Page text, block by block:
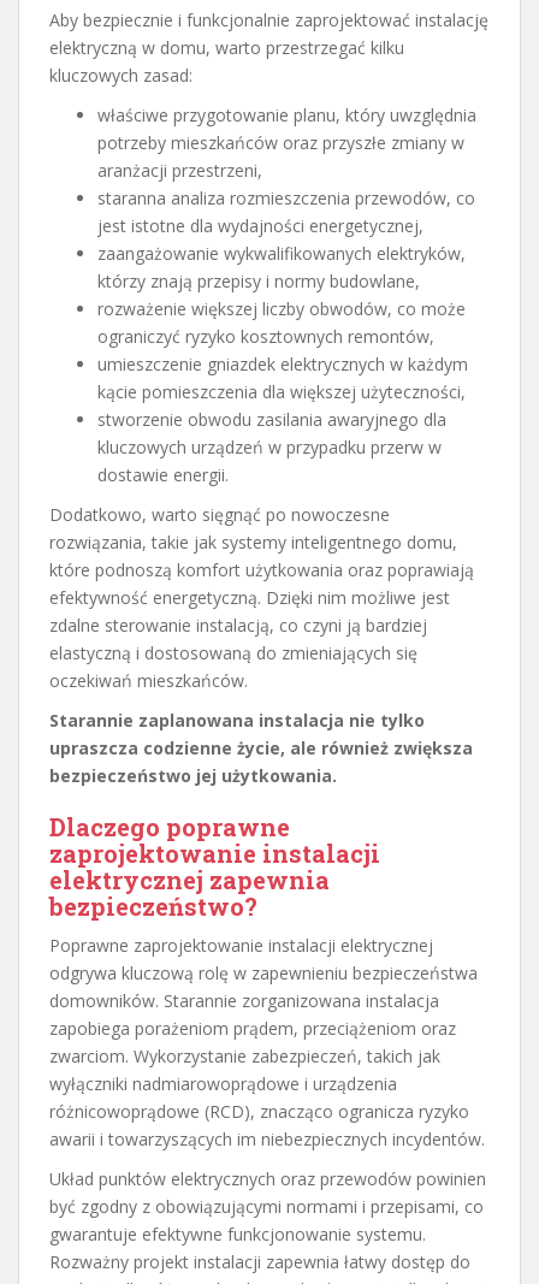
Aby bezpiecznie i funkcjonalnie zaprojektować instalację
elektryczną w domu, warto przestrzegać kilku
kluczowych zasad:
właściwe przygotowanie planu, który uwzględnia
potrzeby mieszkańców oraz przyszłe zmiany w
aranżacji przestrzeni,
staranna analiza rozmieszczenia przewodów, co
jest istotne dla wydajności energetycznej,
zaangażowanie wykwalifikowanych elektryków,
którzy znają przepisy i normy budowlane,
rozważenie większej liczby obwodów, co może
ograniczyć ryzyko kosztownych remontów,
umieszczenie gniazdek elektrycznych w każdym
kącie pomieszczenia dla większej użyteczności,
stworzenie obwodu zasilania awaryjnego dla
kluczowych urządzeń w przypadku przerw w
dostawie energii.
Dodatkowo, warto sięgnąć po nowoczesne
rozwiązania, takie jak systemy inteligentnego domu,
które podnoszą komfort użytkowania oraz poprawiają
efektywność energetyczną. Dzięki nim możliwe jest
zdalne sterowanie instalacją, co czyni ją bardziej
elastyczną i dostosowaną do zmieniających się
oczekiwań mieszkańców.
Starannie zaplanowana instalacja nie tylko
upraszcza codzienne życie, ale również zwiększa
bezpieczeństwo jej użytkowania.
Dlaczego poprawne
zaprojektowanie instalacji
elektrycznej zapewnia
bezpieczeństwo?
Poprawne zaprojektowanie instalacji elektrycznej
odgrywa kluczową rolę w zapewnieniu bezpieczeństwa
domowników. Starannie zorganizowana instalacja
zapobiega porażeniom prądem, przeciążeniom oraz
zwarciom. Wykorzystanie zabezpieczeń, takich jak
wyłączniki nadmiarowoprądowe i urządzenia
różnicowoprądowe (RCD), znacząco ogranicza ryzyko
awarii i towarzyszących im niebezpiecznych incydentów.
Układ punktów elektrycznych oraz przewodów powinien
być zgodny z obowiązującymi normami i przepisami, co
gwarantuje efektywne funkcjonowanie systemu.
Rozważny projekt instalacji zapewnia łatwy dostęp do